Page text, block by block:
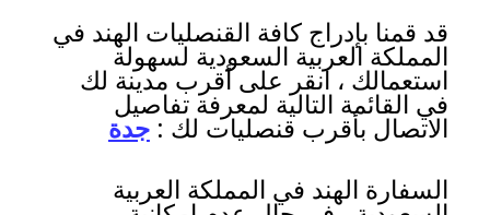
قد قمنا بإدراج كافة القنصليات الهند في
المملكة العربية السعودية لسهولة
استعمالك ، انقر على أقرب مدينة لك
في القائمة التالية لمعرفة تفاصيل
الاتصال بأقرب قنصليات لك :جدة
السفارة الهند في المملكة العربية